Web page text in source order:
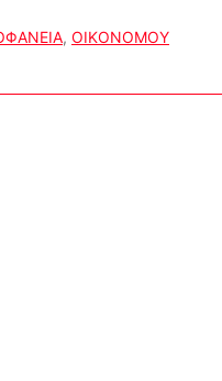
, ΟΙΚΟΝΟΜΟΥ